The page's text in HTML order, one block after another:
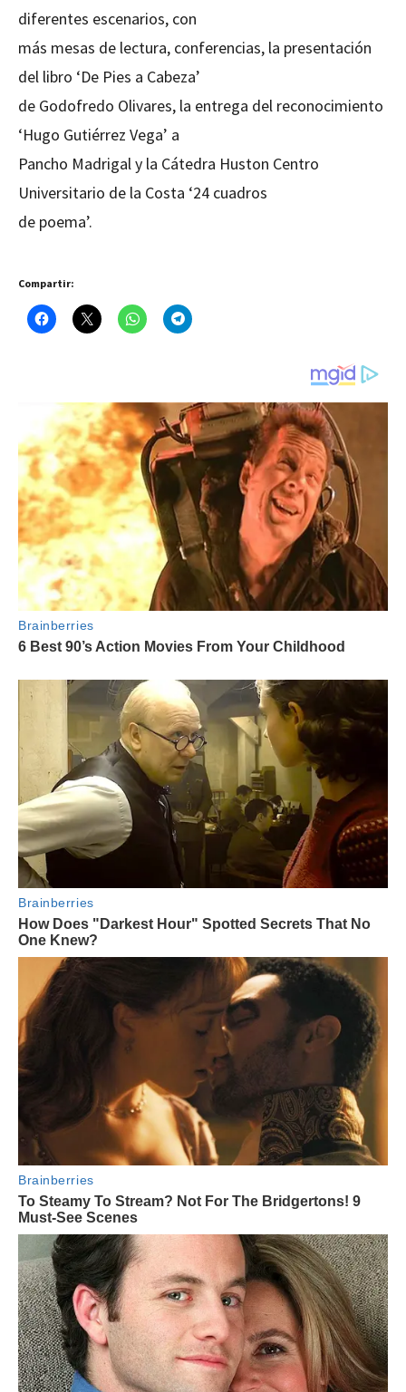
diferentes escenarios, con
más mesas de lectura, conferencias, la presentación
del libro ‘De Pies a Cabeza’
de Godofredo Olivares, la entrega del reconocimiento
‘Hugo Gutiérrez Vega’ a
Pancho Madrigal y la Cátedra Huston Centro
Universitario de la Costa ‘24 cuadros
de poema’.
Compartir: